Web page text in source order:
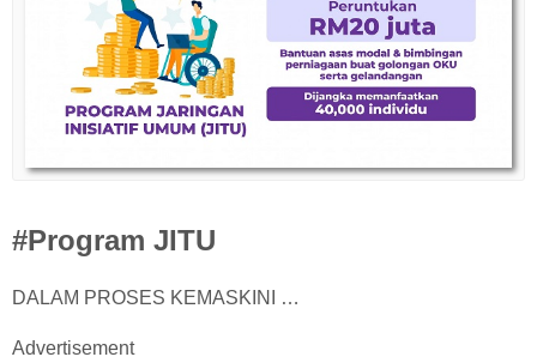
#Program JITU
DALAM PROSES KEMASKINI …
Advertisement